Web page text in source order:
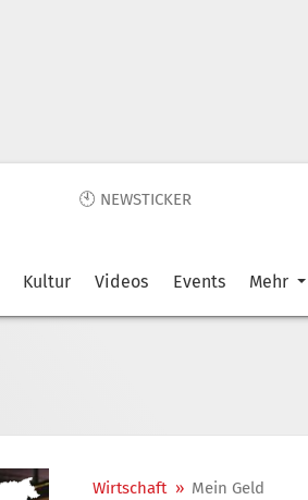
🕙 NEWSTICKER
Kultur Videos Events Mehr
Wirtschaft » Mein Geld